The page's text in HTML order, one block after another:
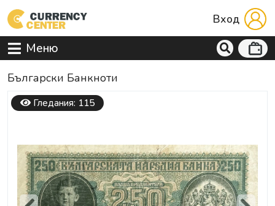
Вход
Меню
Български Банкноти
Гледания: 115